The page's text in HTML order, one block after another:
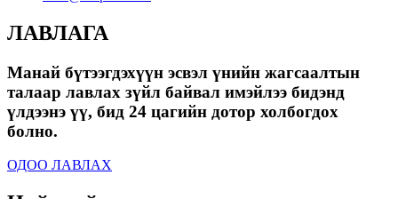
ЛАВЛАГА
Манай бүтээгдэхүүн эсвэл үнийн жагсаалтын
талаар лавлах зүйл байвал имэйлээ бидэнд
үлдээнэ үү, бид 24 цагийн дотор холбогдох
болно.
ОДОО ЛАВЛАХ